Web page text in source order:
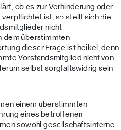
ob es zur Verhinderung oder
ist, so stellt sich die
nicht
dem überstimmten
dieser Frage ist heikel, denn
Vorstandsmitglied nicht von
selbst sorgfaltswidrig sein
einem überstimmten
eines betroffenen
sowohl gesellschaftsinterne